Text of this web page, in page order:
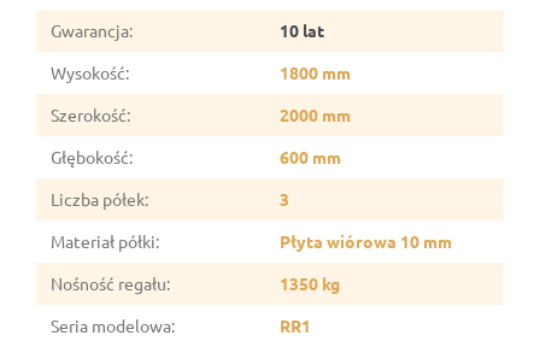
Gwarancja:
10 lat
Wysokość:
1800 mm
Szerokość:
2000 mm
Głębokość:
600 mm
Liczba półek:
3
Materiał półki:
Płyta wiórowa 10 mm
Nośność regału:
1350 kg
Seria modelowa:
RR1